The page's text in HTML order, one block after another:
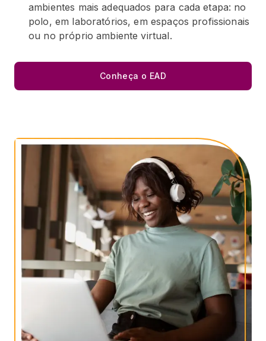
ambientes mais adequados para cada etapa: no
polo, em laboratórios, em espaços profissionais
ou no próprio ambiente virtual.
Conheça o EAD